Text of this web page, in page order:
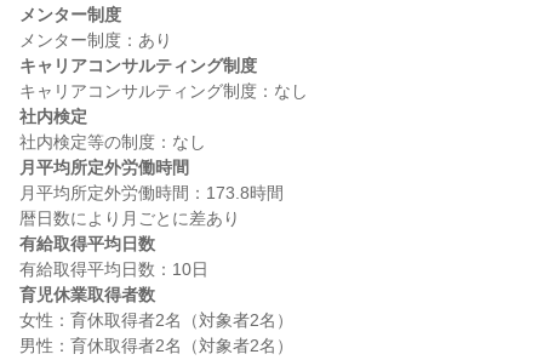
メンター制度
キャリアコンサルティング制度
社内検定
月平均所定外労働時間
月平均所定外労働時間：173.8時間
有給取得平均日数
育児休業取得者数
女性：育休取得者2名（対象者2名）